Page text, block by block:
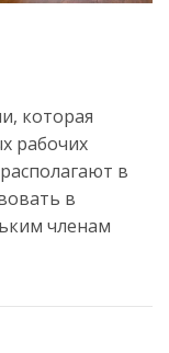
которая
рабочих
в
в
членам